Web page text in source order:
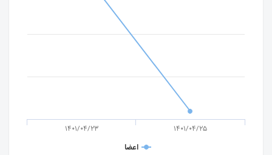
اعضا
1401/04/23 1401/04/25